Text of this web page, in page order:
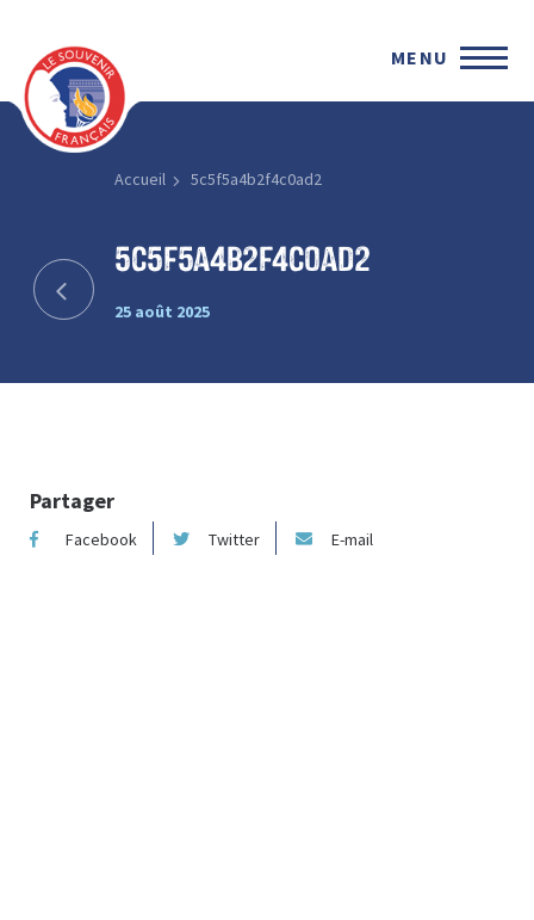
MENU
Accueil 5c5f5a4b2f4c0ad2
5c5f5a4b2f4c0ad2
25 août 2025
Partager
Facebook Twitter E-mail